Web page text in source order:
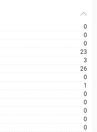
0
0
0
23
3
26
0
1
0
0
0
0
0